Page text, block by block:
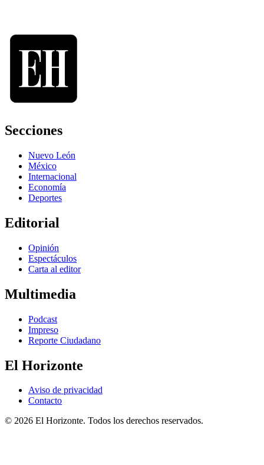
Secciones
Nuevo León
México
Internacional
Economía
Deportes
Editorial
Opinión
Espectáculos
Carta al editor
Multimedia
Podcast
Impreso
Reporte Ciudadano
El Horizonte
Aviso de privacidad
Contacto
© 2026 El Horizonte. Todos los derechos reservados.